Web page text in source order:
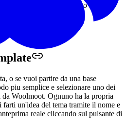
da un template pronto all'uso o
tue preferenze.
o se vuoi partire da una base
piu semplice e selezionare uno dei
da Woolmoot. Ognuno ha la propria
un'idea del tema tramite il nome e
reale cliccando sul pulsante di